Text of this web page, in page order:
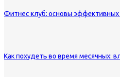
Фитнес клуб: основы эффективных
Как похудеть во время месячных: